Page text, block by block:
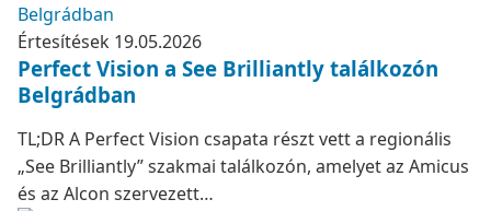
Belgrádban
Értesítések 19.05.2026
Perfect Vision a See Brilliantly találkozón
Belgrádban
TL;DR A Perfect Vision csapata részt vett a regionális
„See Brilliantly” szakmai találkozón, amelyet az Amicus
és az Alcon szervezett…